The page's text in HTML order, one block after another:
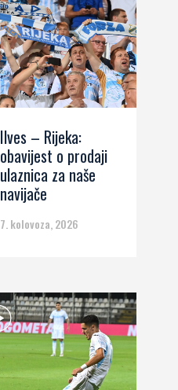
Ilves – Rijeka:
obavijest o prodaji
ulaznica za naše
navijače
7. kolovoza, 2026